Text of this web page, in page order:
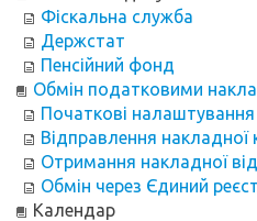
Фіскальна служба
Держстат
Пенсійний фонд
Обмін податковими
Початкові налаштування
Відправлення накладної
Отримання накладної
Обмін через Єдиний
Календар